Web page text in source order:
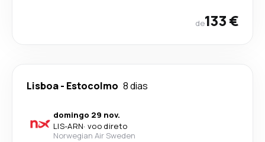
de133 €
Lisboa- Estocolmo 8 dias
domingo 29 nov.
LIS-ARN· voo direto
Norwegian Air Sweden